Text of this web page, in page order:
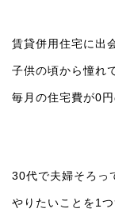
賃貸併用住宅に出
子供の頃から憧れ
毎月の住宅費が0
30代で夫婦そろっ
やりたいことを1